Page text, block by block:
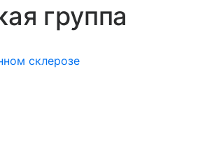
группа
склерозе